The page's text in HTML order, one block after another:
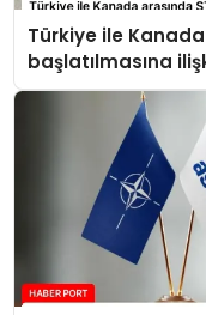
Türkiye ile
başlatılmasına